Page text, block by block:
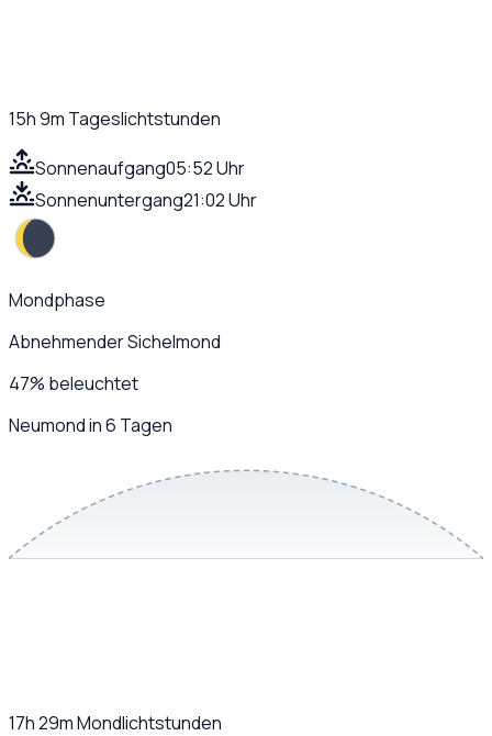
15h 9m Tageslichtstunden
Sonnenaufgang05:52 Uhr
Sonnenuntergang21:02 Uhr
Mondphase
Abnehmender Sichelmond
47% beleuchtet
Neumond in 6 Tagen
17h 29mMondlichtstunden